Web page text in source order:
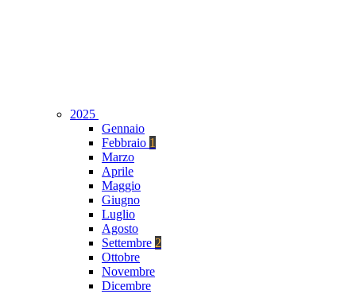
2025
Gennaio
Febbraio 1
Marzo
Aprile
Maggio
Giugno
Luglio
Agosto
Settembre 2
Ottobre
Novembre
Dicembre